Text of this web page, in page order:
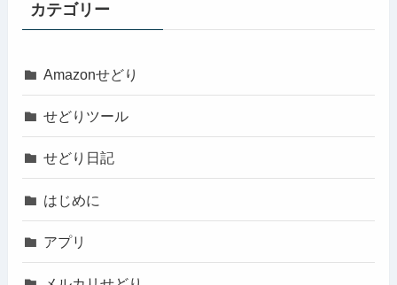
カテゴリー
Amazonせどり
せどりツール
せどり日記
はじめに
アプリ